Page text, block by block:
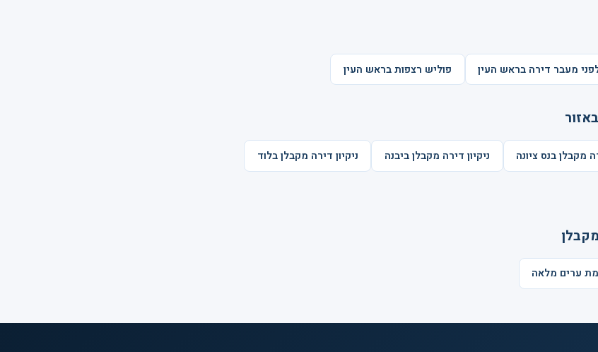
לפני מעבר דירה בראש העין פוליש רצפות בראש העין
מקבלן בנס ציונה ניקיון דירה מקבלן ביבנה ניקיון דירה מקבלן בלוד
ערים מלאה